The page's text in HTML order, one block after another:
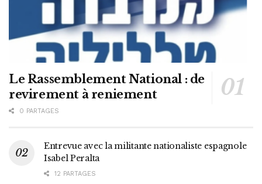
Le Rassemblement National : de
revirement à reniement
0 PARTAGES
Entrevue avec la militante nationaliste espagnole
Isabel Peralta
12 PARTAGES